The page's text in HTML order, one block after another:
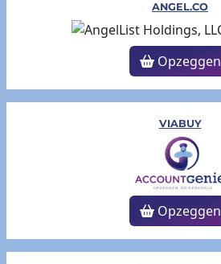
ANGEL.CO
Opzeggen
VIABUY
Opzeggen